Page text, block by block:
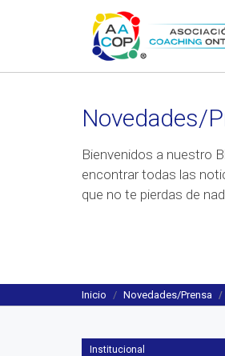
Novedades/
Bienvenidos a nuestro
encontrar todas las
que no te pierdas de
Inicio Novedades/Prensa
Institucional